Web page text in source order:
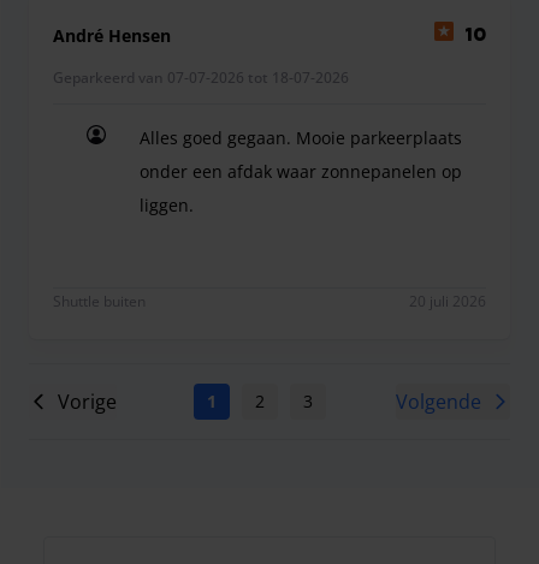
André Hensen 10
Geparkeerd van 07-07-2026 tot 18-07-2026
Alles goed gegaan. Mooie parkeerplaats
onder een afdak waar zonnepanelen op
liggen.
Shuttle buiten 20 juli 2026
Vorige 1 2 3 5 6 7
Volgende